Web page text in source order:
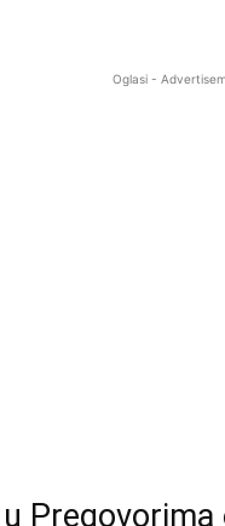
Oglasi -
Pregovorima